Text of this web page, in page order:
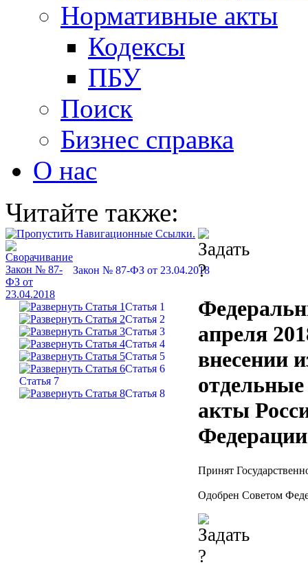
Нормативные акты
Кодексы
ПБУ
Поиск
Бизнес справка
О нас
Читайте также:
Закон № 87-ФЗ от 23.04.2018
Статья 1
Статья 2
Статья 3
Статья 4
Статья 5
Статья 6
Статья 7
Статья 8
апреля
внесении
акты
Принят
Одобрен Советом